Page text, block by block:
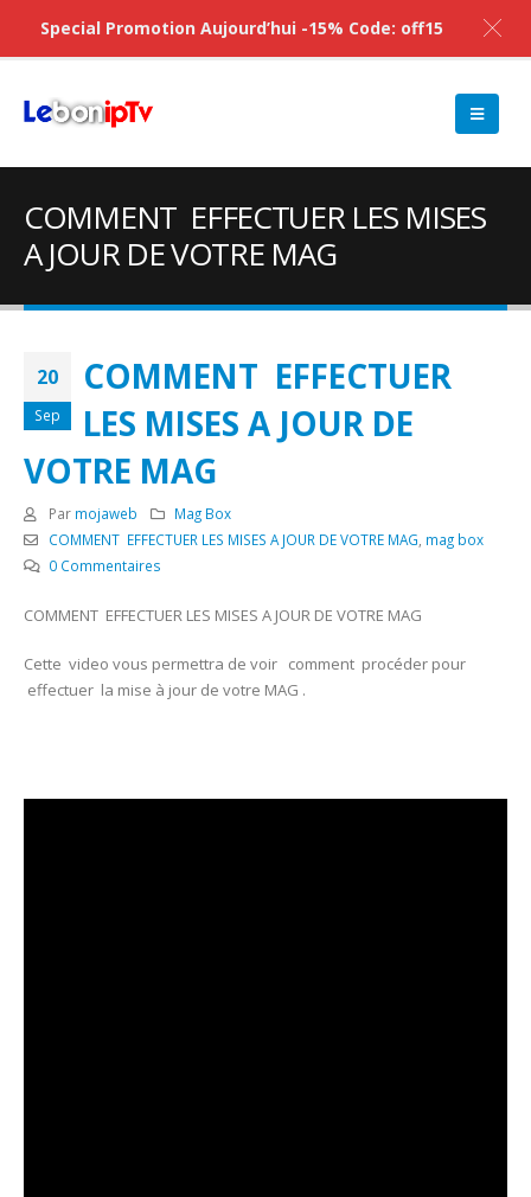
COMMENT EFFECTUER LES MISES
A JOUR DE VOTRE MAG
20
Sep
COMMENT EFFECTUER
LES MISES A JOUR DE
VOTRE MAG
Par mojaweb
Mag Box
COMMENT EFFECTUER LES MISES A JOUR DE VOTRE MAG mag box
0 Commentaires
COMMENT EFFECTUER LES MISES A JOUR DE VOTRE MAG
Cette video vous permettra de voir comment procéder pour
effectuer la mise à jour de votre MAG .
Special Promotion Aujourd’hui -15% Code: off15